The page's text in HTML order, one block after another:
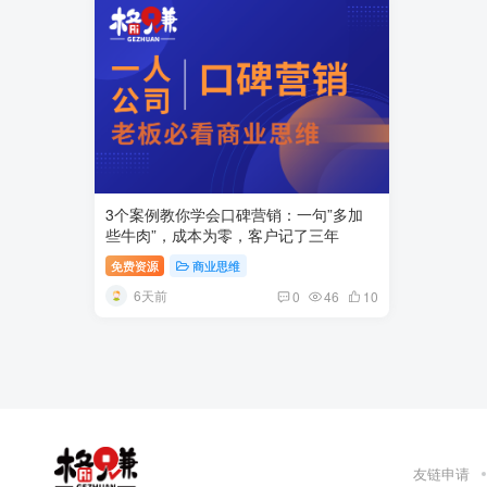
3个案例教你学会口碑营销：一句”多加
些牛肉”，成本为零，客户记了三年
免费资源 商业思维
6天前 0 46 10
友链申请